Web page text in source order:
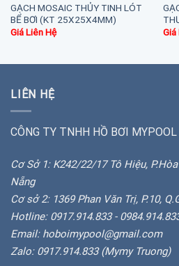
GẠCH MOSAIC THỦY TINH LÓT
BỂ BƠI (KT 25X25X4MM)
Giá Liên Hệ
Giá
LIÊN HỆ
CÔNG TY TNHH HỒ BƠI MYPOOL
Cơ Sở 1: K242/22/17 Tô Hiệu,
Nẵng
Cơ sở 2: 1369 Phan Văn Trị, P.10,
Hotline: 0917.914.833 -
Email: hoboimypool@gmail.com
Zalo: 0917.914.833 (Mymy Truong)